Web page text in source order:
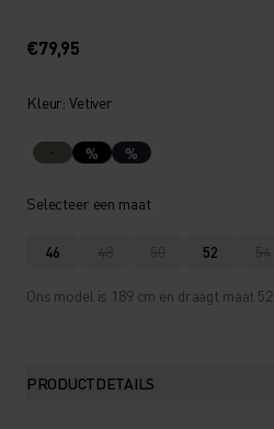
€79,95
Kleur: Vetiver
% %
Selecteer een maat
46 48 50 52 54
Ons model is 189 cm en draagt maat 52.
PRODUCTDETAILS